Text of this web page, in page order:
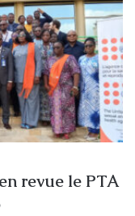
revue le PTA